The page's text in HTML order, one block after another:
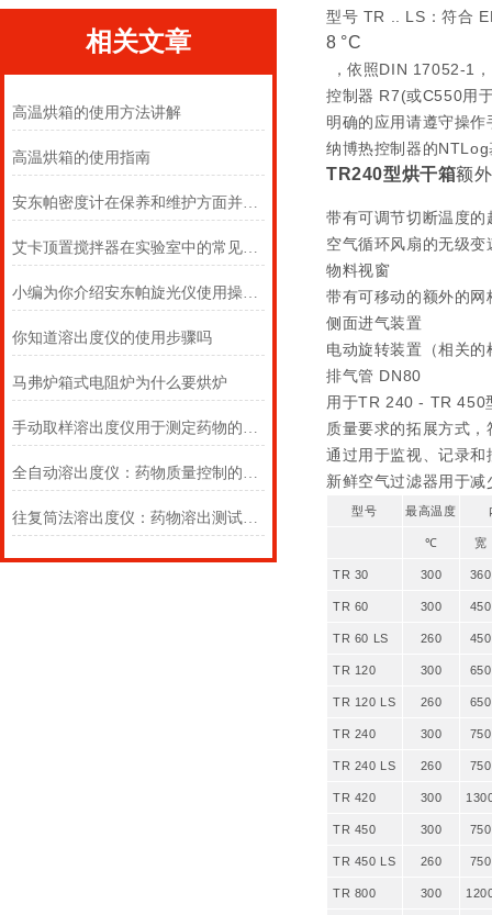
相关文章
高温烘箱的使用方法讲解
高温烘箱的使用指南
安东帕密度计在保养和维护方面并不复杂
艾卡顶置搅拌器在实验室中的常见用途
小编为你介绍安东帕旋光仪使用操作方法
你知道溶出度仪的使用步骤吗
马弗炉箱式电阻炉为什么要烘炉
手动取样溶出度仪用于测定药物的溶解度
全自动溶出度仪：药物质量控制的关键设备解析
往复筒法溶出度仪：药物溶出测试的精密利器
型号 TR .. LS：符合
8 °C
，依照DIN 17052-1
控制器 R7(或C550用
明确的应用请遵守操作
纳博热控制器的
TR240型烘干箱额
带有可调节切断温度
空气循环风扇的无级变
物料视窗
带有可移动的额外的网
侧面进气装置
电动旋转装置（相关
排气管 DN80
用于TR 240 - TR 450
质量要求的拓展方式
通过用于监视、记录
新鲜空气过滤器用于
型号 最高温度
℃ 宽
TR 30 300 360
TR 60 300 450
TR 60 LS 260 450
TR 120 300 650
TR 120 LS 260 650
TR 240 300 750
TR 240 LS 260 750
TR 420 300
TR 450 300 750
TR 450 LS 260 750
TR 800 300